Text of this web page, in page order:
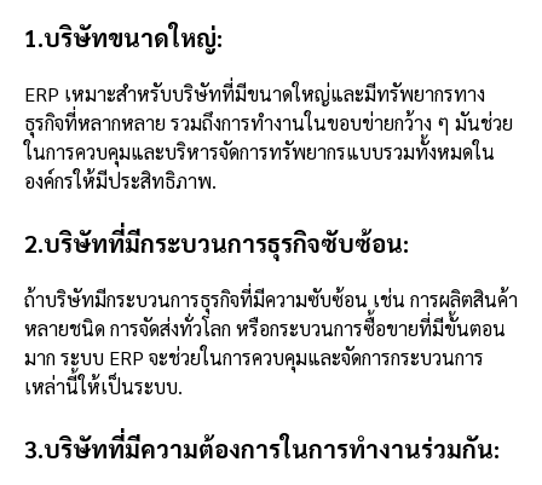
1.บริษัทขนาดใหญ่:
ERP เหมาะสำหรับบริษัทที่มีขนาดใหญ่และมีทรัพยากรทาง
ธุรกิจที่หลากหลาย รวมถึงการทำงานในขอบข่ายกว้าง ๆ มันช่วย
ในการควบคุมและบริหารจัดการทรัพยากรแบบรวมทั้งหมดใน
องค์กรให้มีประสิทธิภาพ.
2.บริษัทที่มีกระบวนการธุรกิจซับซ้อน:
ถ้าบริษัทมีกระบวนการธุรกิจที่มีความซับซ้อน เช่น การผลิตสินค้า
หลายชนิด การจัดส่งทั่วโลก หรือกระบวนการซื้อขายที่มีขั้นตอน
มาก ระบบ ERP จะช่วยในการควบคุมและจัดการกระบวนการ
เหล่านี้ให้เป็นระบบ.
3.บริษัทที่มีความต้องการในการทำงานร่วมกัน: